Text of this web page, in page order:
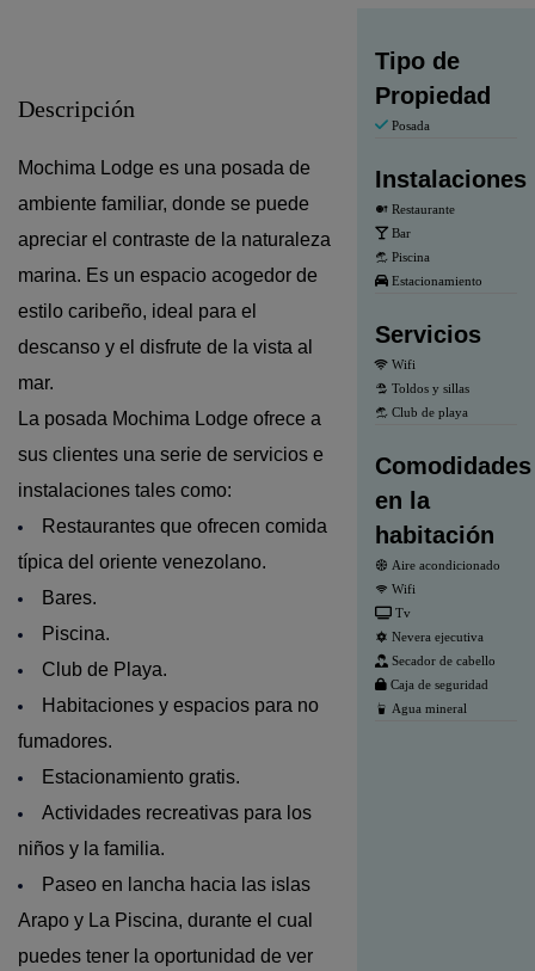
Descripción
Mochima Lodge es una posada de
ambiente familiar, donde se puede
apreciar el contraste de la naturaleza
marina. Es un espacio acogedor de
estilo caribeño, ideal para el
descanso y el disfrute de la vista al
mar.
La posada Mochima Lodge ofrece a
sus clientes una serie de servicios e
instalaciones tales como:
Restaurantes que ofrecen comida
típica del oriente venezolano.
Bares.
Piscina.
Club de Playa.
Habitaciones y espacios para no
fumadores.
Estacionamiento gratis.
Actividades recreativas para los
niños y la familia.
Paseo en lancha hacia las islas
Arapo y La Piscina, durante el cual
puedes tener la oportunidad de ver
Tipo de
Propiedad
Posada
Instalaciones
Restaurante
Bar
Piscina
Estacionamiento
Servicios
Wifi
Toldos y sillas
Club de playa
Comodidades
en la
habitación
Aire acondicionado
Wifi
Tv
Nevera ejecutiva
Secador de cabello
Caja de seguridad
Agua mineral